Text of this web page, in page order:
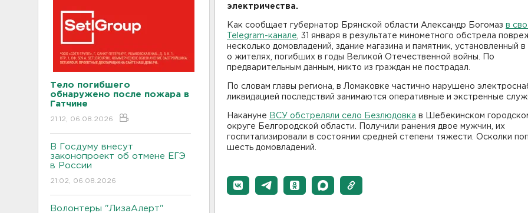
Тело погибшего
обнаружено после пожара в
Гатчине
21:12, 06.08.2026
В Госдуму внесут
законопроект об отмене ЕГЭ
в России
21:02, 06.08.2026
Волонтеры "ЛизаАлерт"
электричества.
Как сообщает губернатор Брянской области Александр Богомаз в
Telegram-канале , 31 января в результате минометного обстрела
несколько домовладений, здание магазина и памятник, установленный в
о жителях, погибших в годы Великой Отечественной войны. По
предварительным данным, никто из граждан не пострадал.
По словам главы региона, в Ломаковке частично нарушено
ликвидацией последствий занимаются оперативные и экстренные
Накануне ВСУ обстреляли село Безлюдовка в Шебекинском
округе Белгородской области. Получили ранения двое мужчин, их
госпитализировали в состоянии средней степени тяжести. Осколки
шесть домовладений.